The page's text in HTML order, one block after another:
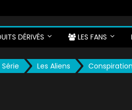
DÉRIVÉS LES FANS
Les Aliens